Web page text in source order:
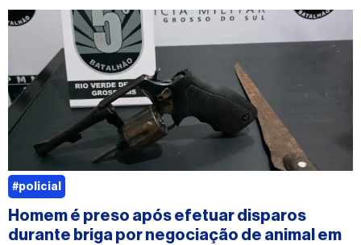
Homem é preso após efetuar disparos
durante briga por negociação de animal em
#policial